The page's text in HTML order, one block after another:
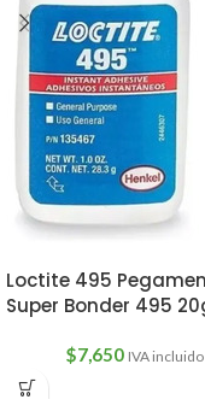
Loctite 495
Super Bonder 495
$7,650 IVA incluido